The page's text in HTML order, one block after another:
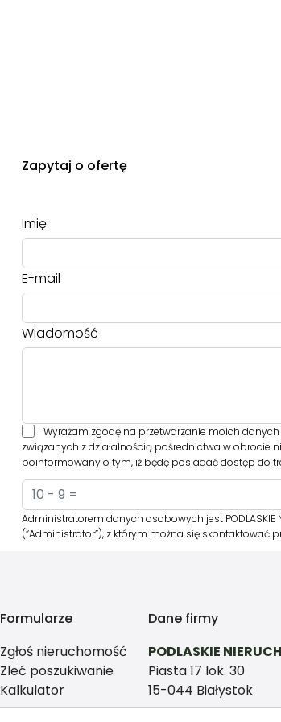
Zapytaj o ofertę
Imię
E-mail
Wiadomość
Wyrażam zgodę na przetwarzanie moich danych
związanych z działalnością pośrednictwa w obrocie
poinformowany o tym, iż będę posiadać dostęp do
Administratorem danych osobowych jest PODLASKIE
(“Administrator”), z którym można się
Formularze
Zgłoś nieruchomość
Zleć poszukiwanie
Kalkulator
Dane firmy
PODLASKIE
Piasta 17 lok. 30
15-044 Białystok